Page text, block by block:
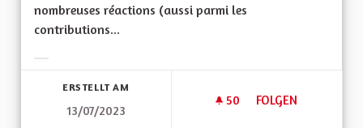
nombreuses réactions (aussi parmi les
contributions...
ERSTELLT AM
13/07/2023
50 50 FOLLOWER
FOLGEN
EXPLIQUER LE